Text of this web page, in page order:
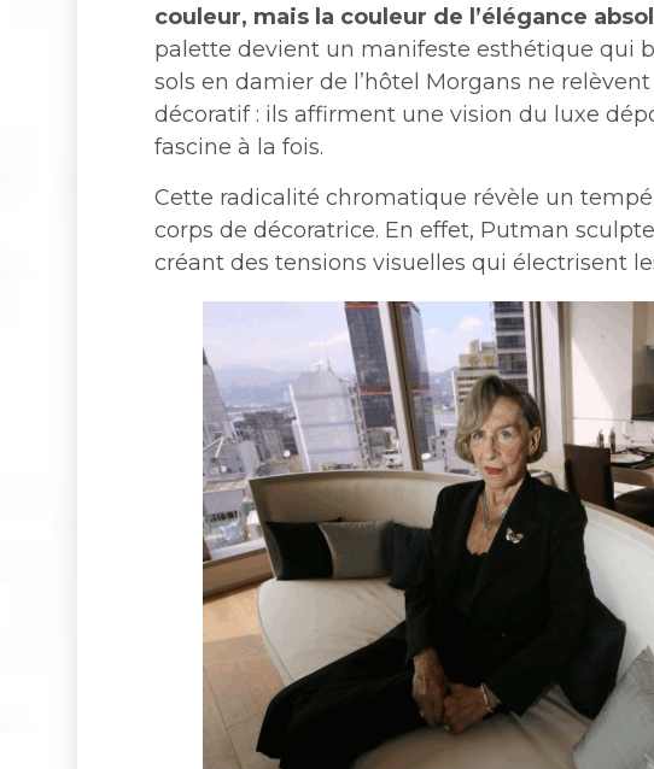
couleur, mais la couleur de l’élégance
palette devient un manifeste esthétique qui
sols en damier de l’hôtel Morgans ne
décoratif : ils affirment une vision du luxe
fascine à la fois.
Cette radicalité chromatique révèle un
corps de décoratrice. En effet, Putman
créant des tensions visuelles qui électrisent